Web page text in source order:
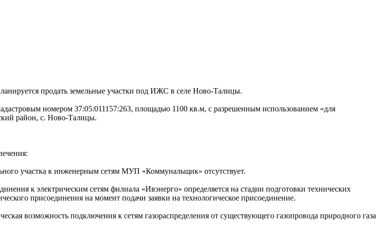
продать земельные участки под ИЖС в селе Ново-Талицы.
номером 37:05:011157:263, площадью 1100 кв.м, с разрешенным использованием «для
район, с. Ново-Талицы.
участка к инженерным сетям МУП «Коммунальщик» отсутствует.
к электрическим сетям филиала «Ивэнерго» определяется на стадии подготовки технических
присоединения на момент подачи заявки на технологическое присоединение.
возможность подключения к сетям газораспределения от существующего газопровода природного газа